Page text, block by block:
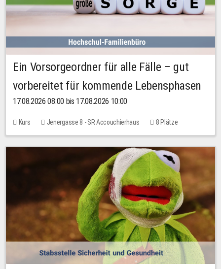
Ein Vorsorgeordner für alle Fälle – gut
vorbereitet für kommende Lebensphasen
17.08.2026 08:00 bis 17.08.2026 10:00
Kurs Jenergasse 8 - SR Accouchierhaus 8 Plätze